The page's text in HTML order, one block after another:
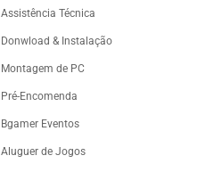
Assistência Técnica
Donwload & Instalação
Montagem de PC
Pré-Encomenda
Bgamer Eventos
Aluguer de Jogos